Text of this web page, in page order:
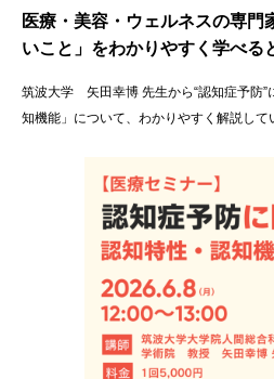
医療・美容・ウェルネスの専門
いこと」 をわかりやすく学べる
筑波大学 矢田幸博 先生から“認知症予防”
知機能」について、わかりやすく解説して